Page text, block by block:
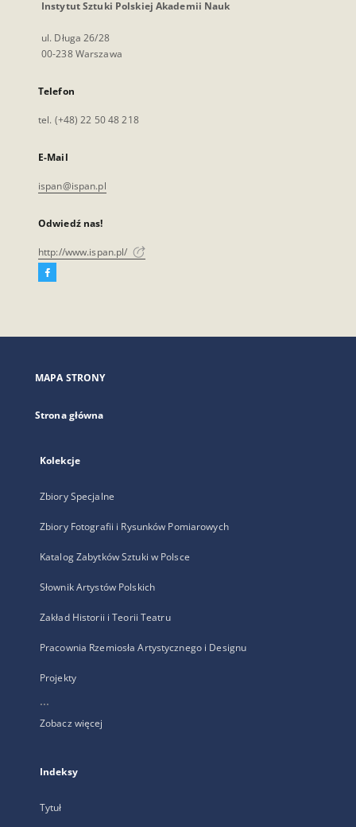
Instytut Sztuki Polskiej Akademii Nauk
ul. Długa 26/28
00-238 Warszawa
Telefon
tel. (+48) 22 50 48 218
E-Mail
ispan@ispan.pl
Odwiedź nas!
http://www.ispan.pl/
Facebook
się
karcie
MAPA STRONY
Strona główna
Kolekcje
Zbiory Specjalne
Zbiory Fotografii i Rysunków Pomiarowych
Katalog Zabytków Sztuki w Polsce
Słownik Artystów Polskich
Zakład Historii i Teorii Teatru
Pracownia Rzemiosła Artystycznego i Designu
Projekty
...
Zobacz więcej
Indeksy
Tytuł